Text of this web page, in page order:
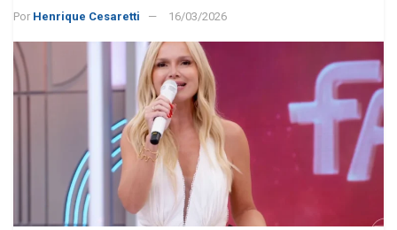
Por Henrique Cesaretti 16/03/2026